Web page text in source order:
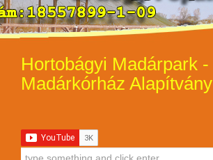
Hortobágyi Madárpark -
Madárkórház Alapítvány